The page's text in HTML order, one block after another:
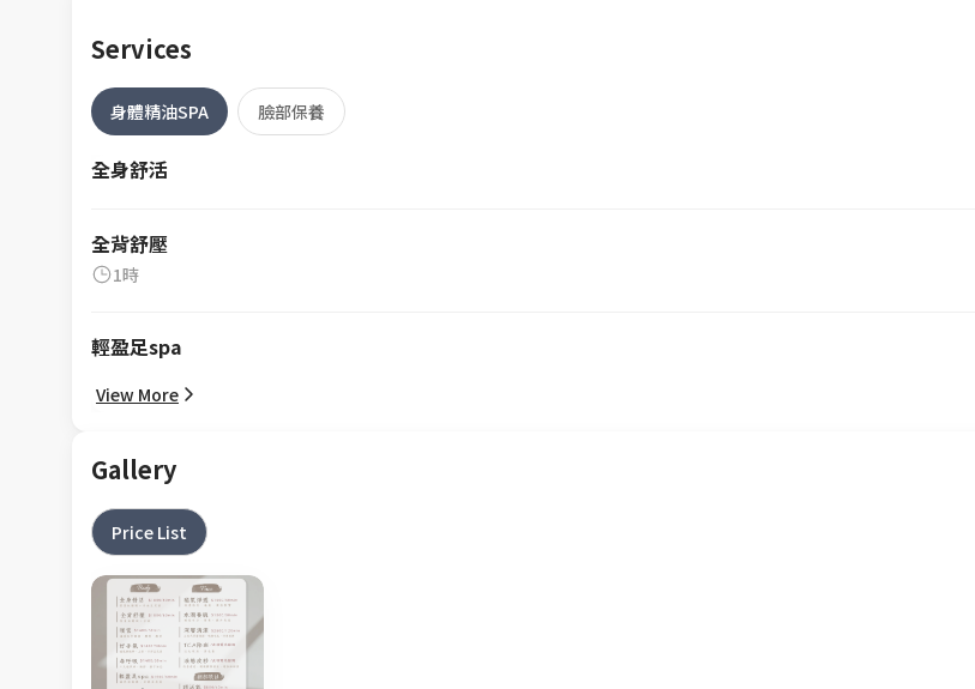
Services
身體精油SPA 臉部保養
全身舒活
全背舒壓
1時
輕盈足spa
View More
Gallery
Price List